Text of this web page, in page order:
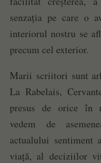
senzația pe care o
interiorul nostru se
precum cel exterior.
Marii scriitori sunt
La Rabelais,
presus de orice în
vedem de
actualului sentiment
viață, al deciziilor